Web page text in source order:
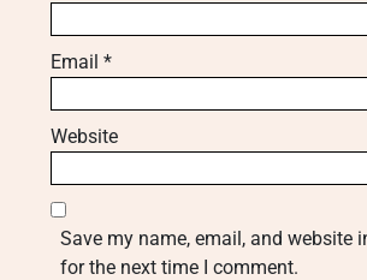
Email *
Website
Save my name, email, and website
for the next time I comment.